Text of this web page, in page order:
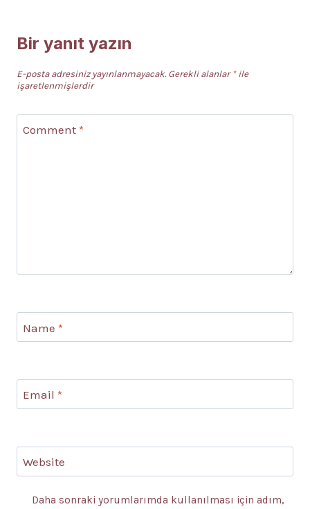
Bir yanıt yazın
E-posta adresiniz yayınlanmayacak. Gerekli alanlar *ile
işaretlenmişlerdir
Comment *
Name *
Email *
Website
Daha sonraki yorumlarımda kullanılması için adım,